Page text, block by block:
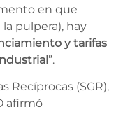
en que
pulpera), hay
y tarifas
”.
Recíprocas (SGR),
afirmó